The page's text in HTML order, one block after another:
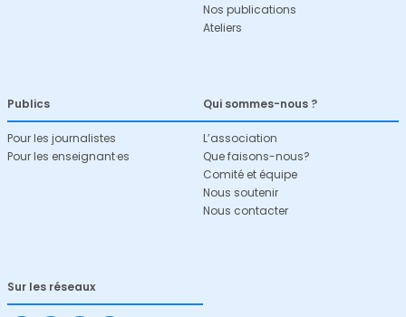
Nos publications
Ateliers
Publics
Pour les journalistes
Pour les enseignant·es
Qui sommes-nous ?
L’association
Que faisons-nous?
Comité et équipe
Nous soutenir
Nous contacter
Sur les réseaux